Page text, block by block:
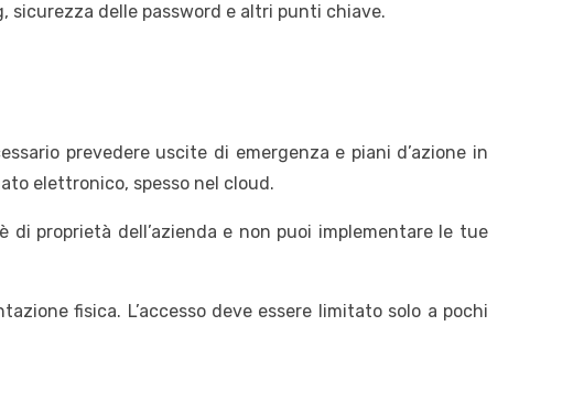
sicurezza delle password e altri punti chiave.
prevedere uscite di emergenza e piani d’azione in
elettronico, spesso nel cloud.
proprietà dell’azienda e non puoi implementare le tue
fisica. L’accesso deve essere limitato solo a pochi